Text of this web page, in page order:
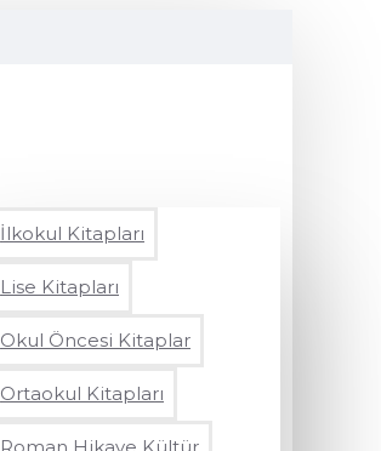
İlkokul Kitapları
Lise Kitapları
Okul Öncesi Kitaplar
Ortaokul Kitapları